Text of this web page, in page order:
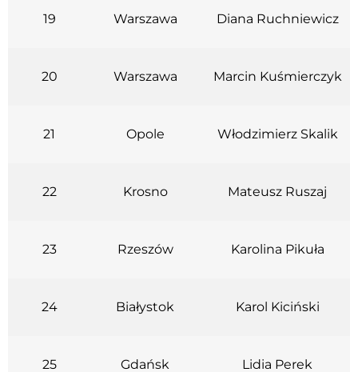
19 Warszawa Diana Ruchniewicz
20 Warszawa Marcin Kuśmierczyk
21 Opole Włodzimierz Skalik
22 Krosno Mateusz Ruszaj
23 Rzeszów Karolina Pikuła
24 Białystok Karol Kiciński
25 Gdańsk Lidia Perek